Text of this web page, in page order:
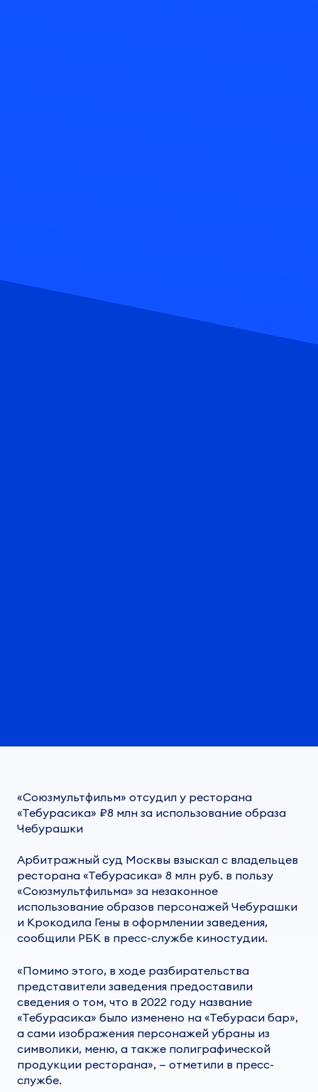
«Союзмультфильм» отсудил у ресторана
«Тебурасика» ₽8 млн за использование образа
Чебурашки
Арбитражный суд Москвы взыскал с владельцев
ресторана «Тебурасика» 8 млн руб. в пользу
«Союзмультфильма» за незаконное
использование образов персонажей Чебурашки
и Крокодила Гены в оформлении заведения,
сообщили РБК в пресс-службе киностудии.
«Помимо этого, в ходе разбирательства
представители заведения предоставили
сведения о том, что в 2022 году название
«Тебурасика» было изменено на «Тебураси бар»,
а сами изображения персонажей убраны из
символики, меню, а также полиграфической
продукции ресторана», — отметили в пресс-
службе.